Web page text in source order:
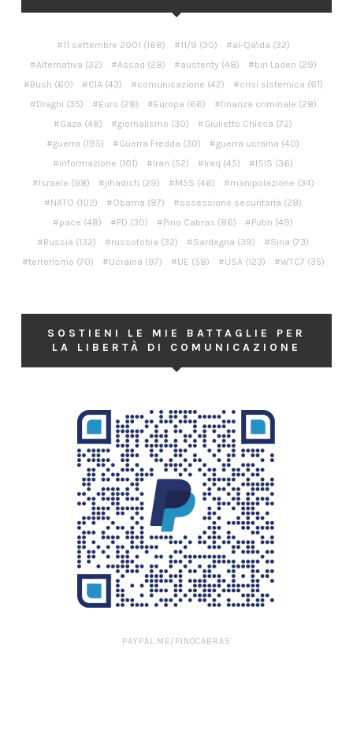
11 settembre 2001 (168) 11/9 (30) al-Qa'ida (32)
Alternativa (32) Assad (28) austerity (48) bin Laden (29)
Bush (60) CIA(43) comunicazione (42) crisi sistemica (61)
Draghi (35) Euro (28) Europa (66) finanza criminale (28)
Gaza (48) giornalismo (30) Giulietto Chiesa (72)
guerra (195) Guerra Fredda (30) guerra ucraina (40)
informazione (101) Iran (52) Iraq (45) ISIS (36)
Israele (98) jihadisti (29) M5S (46) manipolazione (34)
NATO (102) Obama (87) ossessione securitaria (28)
pace (48) PD (30) Pino Cabras (86) Putin (49)
Russia (132) russofobia (32) Sardegna (39) Siria (73)
terrorismo (70) Ucraina (97) UE (58) USA(123) WTC7 (35)
SOSTIENI LE MIE BATTAGLIE PER
LA LIBERTÀ DI COMUNICAZIONE
PAYPAL.ME/PINOCABRAS